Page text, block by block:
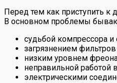
Перед тем как приступить к
В основном проблемы
судьбой компрессора и
загрязнением
низким уровнем
неправильной работой
электрическими